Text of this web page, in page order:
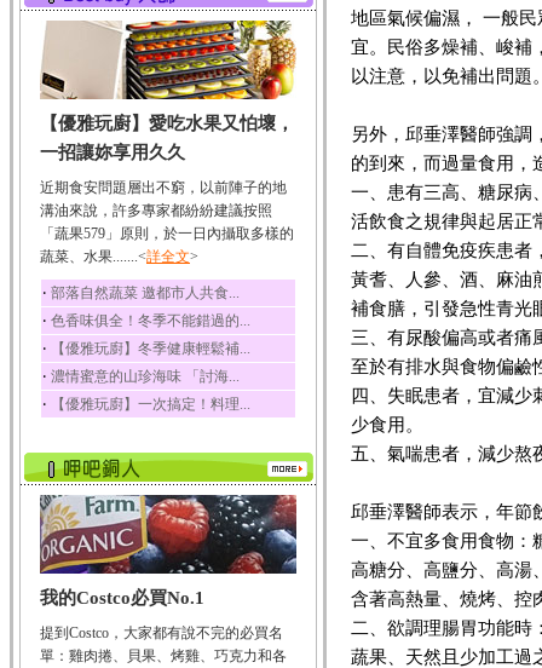
鮪魚
鮪魚肚肉中的不飽和脂
肪酸內富含EPA和DH...
韭菜
韭菜所含的膳食纖維能
幫助消化與通便；揮...
冬瓜
冬瓜營養價值高，鈉含
量極低是水腫病人的...
豆豉
豆豉裡頭含有營養的蛋
白質、脂肪、鈣、磷...
榛果
榛果裡所含的營養素有
蛋白質、脂肪、醣類...
迷迭香
酸、迷迭香酸、植物...
咖啡
咖啡中的咖啡因會刺激
中樞神經系統，特別...
椰子
椰子含有糖類、脂肪、
荔枝
【優雅玩廚】愛吃水果又怕壞，
一招讓妳享用久久
近期食安問題層出不窮，以前陣子的地
溝油來說，許多專家都紛紛建議按照
「蔬果579」原則，於一日內攝取多樣的
蔬菜、水果.......<詳全文>
‧ 部落自然蔬菜 邀都市人共食...
‧ 色香味俱全！冬季不能錯過的...
‧ 【優雅玩廚】冬季健康輕鬆補...
‧ 濃情蜜意的山珍海味 「討海...
‧ 【優雅玩廚】一次搞定！料理...
我的Costco必買No.1
提到Costco，大家都有說不完的必買名
單：雞肉捲、貝果、烤雞、巧克力和各
地區氣候偏濕， 一般
宜。民俗多燥補、峻補
以注意，以免補出問題
另外，邱垂澤醫師強調
的到來，而過量食用，
一、患有三高、糖尿病
活飲食之規律與起居正
二、有自體免疫疾患者
黃耆、人參、酒、麻油
補食膳，引發急性青光
三、有尿酸偏高或者痛
至於有排水與食物偏鹼
四、失眠患者，宜減少
少食用。
五、氣喘患者，減少熬
邱垂澤醫師表示，年節
一、不宜多食用食物：
高糖分、高鹽分、高湯
含著高熱量、燒烤、控
二、欲調理腸胃功能時
蔬果、天然且少加工過